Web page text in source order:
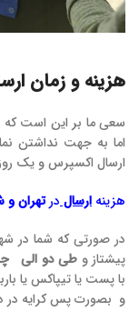
هزینه و زمان
سعی ما بر این است که
اما به جهت نداشتن
ارسال اکسپرس و یک
هزینه ارسالدرتهران و
در صورتی که شما در
پیشتاز و طی دو الی
با پست یا تیپاکس یا
و بصورت پس کرایه در